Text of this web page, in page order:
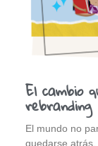
El cambio
rebranding
El mundo no
quedarse